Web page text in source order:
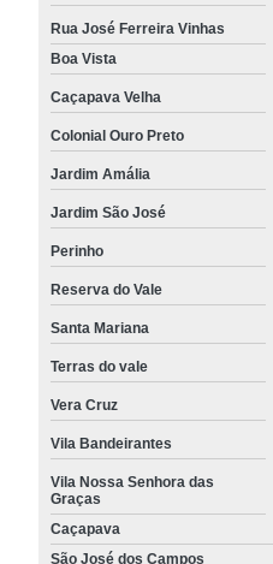
Rua José Ferreira Vinhas
Boa Vista
Caçapava Velha
Colonial Ouro Preto
Jardim Amália
Jardim São José
Perinho
Reserva do Vale
Santa Mariana
Terras do vale
Vera Cruz
Vila Bandeirantes
Vila Nossa Senhora das
Graças
Caçapava
São José dos Campos